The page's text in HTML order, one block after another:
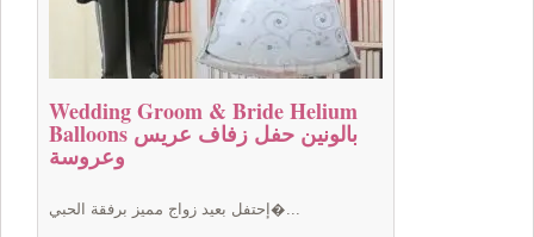
Wedding Groom & Bride Helium
Balloons بالونين حفل زفاف عريس
وعروسة
إحتفل بعيد زواج مميز برفقة الحبي�...